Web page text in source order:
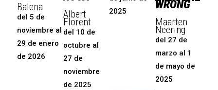
Balena
del 5 de
noviembre al
29 de enero
de 2026
Albert
Florent
del 10 de
octubre al
27 de
noviembre
de 2025
2025
WRONG
Maarten
Neering
del 27 de
marzo al 1
de mayo de
2025